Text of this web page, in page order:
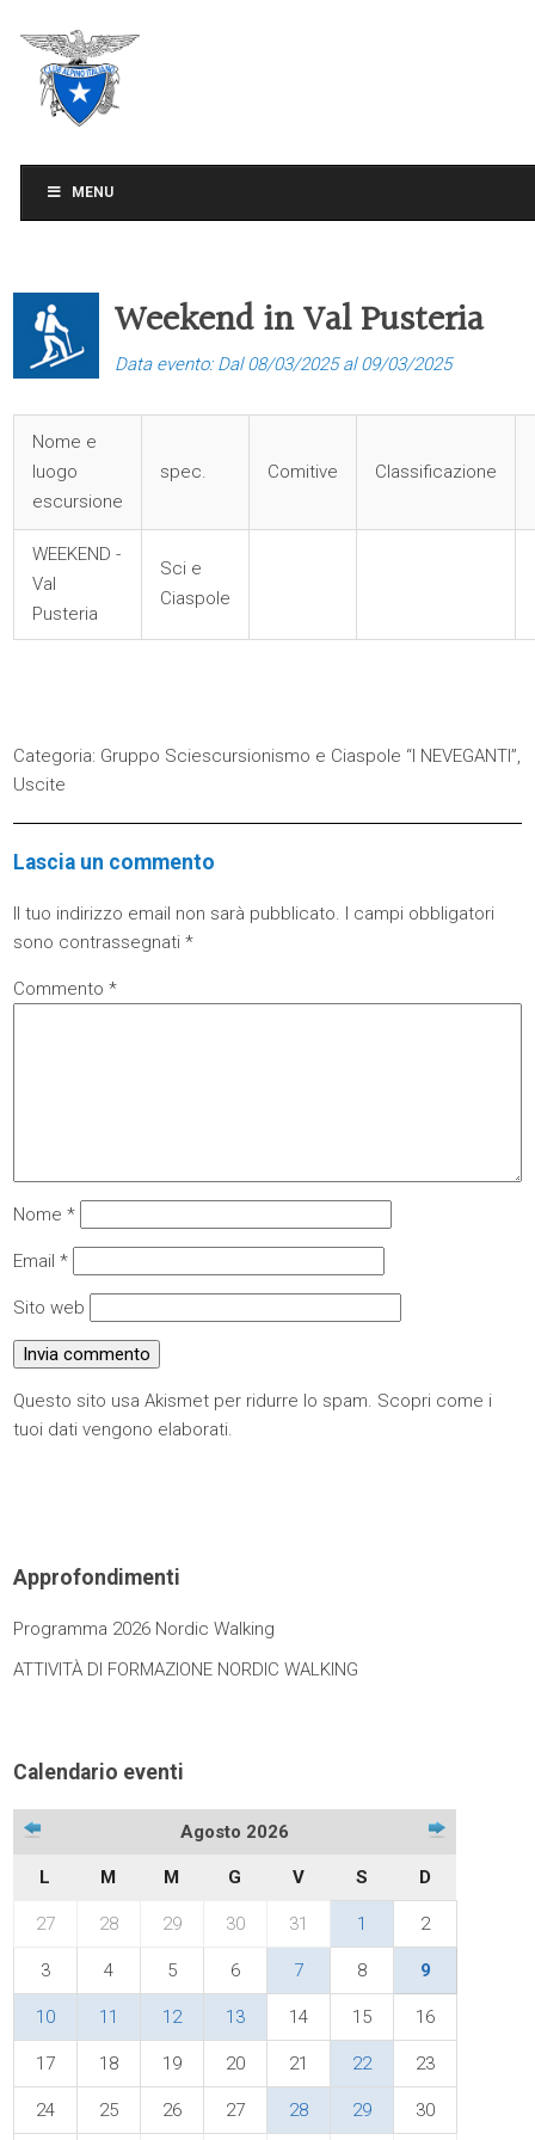
MENU
Weekend in Val Pusteria
Data evento: Dal 08/03/2025 al 09/03/2025
Nome e
luogo
escursione
spec. Comitive Classificazione
WEEKEND -
Val
Pusteria
Sci e
Ciaspole
Categoria: Gruppo Sciescursionismo e Ciaspole “I NEVEGANTI”,
Uscite
Lascia un commento
Il tuo indirizzo email non sarà pubblicato. I campi obbligatori
sono contrassegnati*
Commento*
Nome*
Email*
Sito web
Questo sito usa Akismet per ridurre lo spam. Scopri come i
tuoi dati vengono elaborati.
Approfondimenti
Programma 2026 Nordic Walking
ATTIVITÀ DI FORMAZIONE NORDIC WALKING
Calendario eventi
Agosto 2026
L M M G V S D
27 28 29 30 31 1 2
3 4 5 6 7 8 9
10 11 12 13 14 15 16
17 18 19 20 21 22 23
24 25 26 27 28 29 30